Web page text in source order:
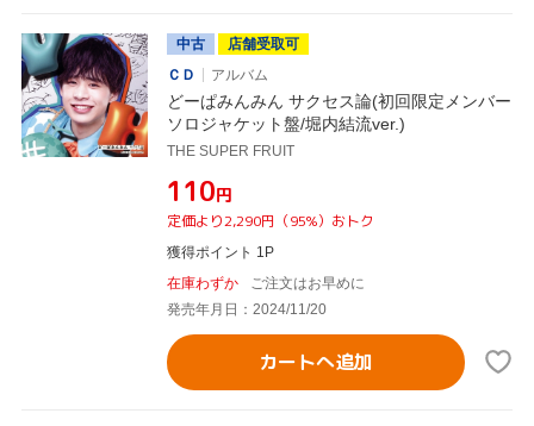
中古
店舗受取可
ＣＤ
アルバム
どーぱみんみん サクセス論(初回限定メンバー
ソロジャケット盤/堀内結流ver.)
THE SUPER FRUIT
¥110円
定価より2,290円（95%）おトク
獲得ポイント 1P
在庫わずか
ご注文はお早めに
発売年月日：2024/11/20
カートへ追加